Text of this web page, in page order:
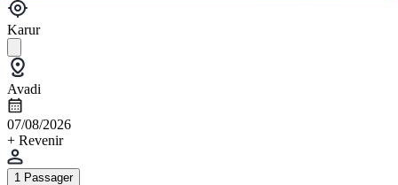
Karur
Avadi
07/08/2026
+ Revenir
1 Passager